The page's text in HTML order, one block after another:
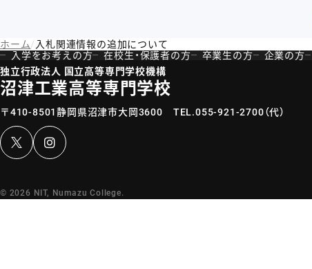
ホーム
入札関連情報の追加について
入学をお考えの方
在校生・保護者の方 卒業生の方 企業の方
独立行政法人 国立高等専門学校機構
沼津工業高等専門学校
〒410-8501静岡県沼津市大岡3600 TEL.055-921-2700（代）
Instagram
© 2026 NIT, Numazu College.